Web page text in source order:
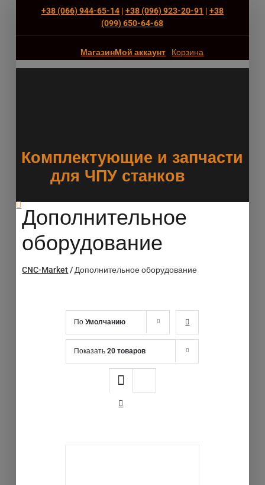
+38 (066) 944-65-14| +38 (096) 923-20-91 | +38
(‎099) 650-64-68
МагазинМой аккаунт Корзина
Комплектующие и запчасти
для ЧПУ станков
Дополнительное
оборудование
CNC-Market/ Дополнительное оборудование
ПоУмолчанию
Показать20 товаров